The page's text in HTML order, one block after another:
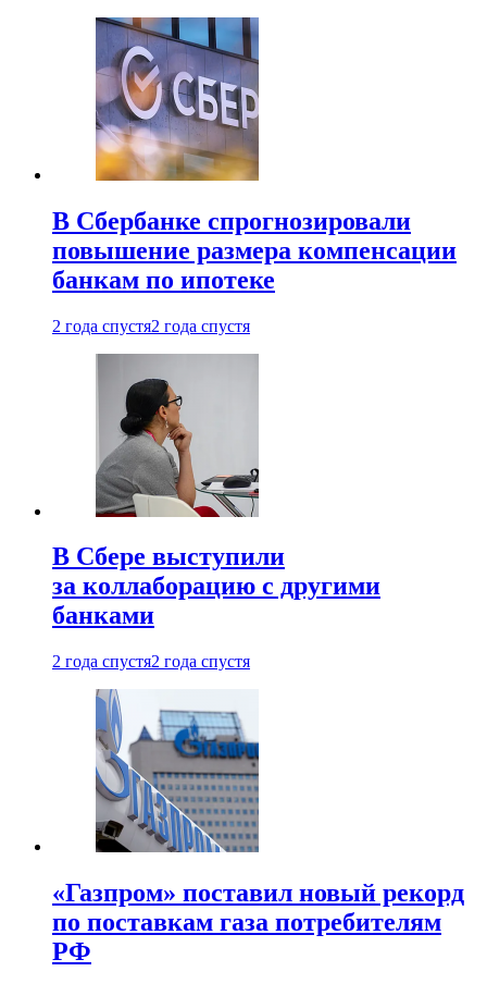
В Сбербанке спрогнозировали
повышение размера компенсации
банкам по ипотеке
2 года спустя2 года спустя
В Сбере выступили
за коллаборацию с другими
банками
2 года спустя2 года спустя
«Газпром» поставил новый рекорд
по поставкам газа потребителям
РФ